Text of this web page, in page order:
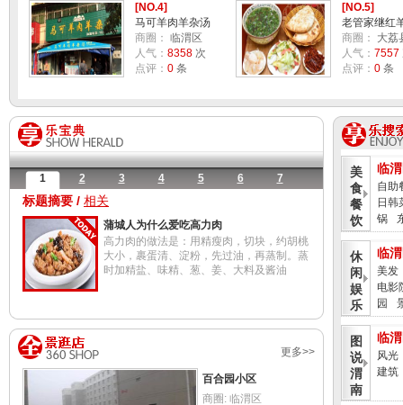
[NO.4]
马可羊肉羊杂汤
商圈： 临渭区
人气： 8358 次
点评： 0 条
[NO.5]
老管家继红
泡
商圈：
大荔
人气： 7557
点评： 0 条
1 2 3 4 5 6 7
标题摘要 / 相关
蒲城人为什么爱吃高力肉
高力肉的做法是：用精瘦肉，切块，约胡桃
大小，裹蛋清、淀粉，先过油，再蒸制。蒸
时加精盐、味精、葱、姜、大料及酱油
更多>>
百合园小区
商圈: 临渭区
美
食
餐
饮
临
自助
日韩
锅
休
闲
娱
乐
临
美发
电影
园
图
说
渭
南
临
风光
建筑